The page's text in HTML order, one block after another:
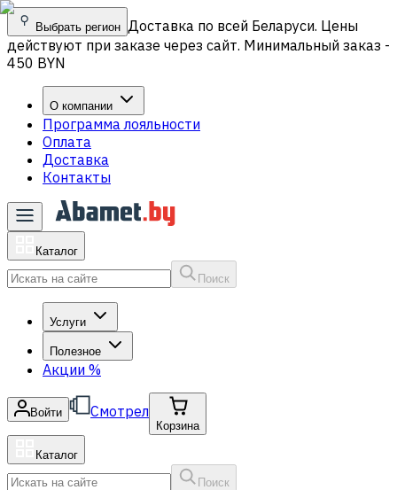
Выбрать регион Доставка по всей Беларуси. Цены
действуют при заказе через сайт. Минимальный заказ -
450 BYN
О компании
Программа лояльности
Оплата
Доставка
Контакты
Каталог
Поиск
Услуги
Полезное
Акции %
Войти Смотрел
Корзина
Каталог
Поиск